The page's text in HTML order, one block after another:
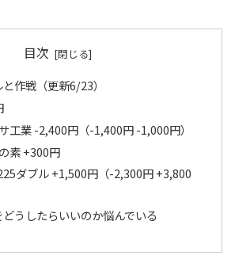
目次
作戦（更新6/23）
工業 -2,400円（-1,400円 -1,000円）
素 +300円
ダブル +1,500円（-2,300円 +3,800
うしたらいいのか悩んでいる